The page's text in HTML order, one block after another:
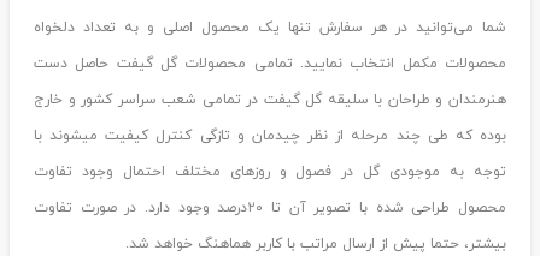
شما می‌توانید در هر سفارش تنها یک محصول اصلی و به تعداد دلخواه
محصولات مکمل انتخاب نمایید. تمامی محصولات گل گیفت حاصل دست
هنرمندان و طراحان با سلیقه گل گیفت در تمامی شعب سراسر کشور و خارج
بوده که طی چند مرحله از نظر چیدمان و تازگی کنترل کیفیت میشوند با
توجه به موجودی گل در فصول و روزهای مختلف احتمال وجود تفاوت
محصول طراحی شده با تصویر آن تا ۲۰درصد وجود دارد. در صورت تفاوت
بیشتر، حتما پیش از ارسال مراتب با کاربر هماهنگ خواهد شد.